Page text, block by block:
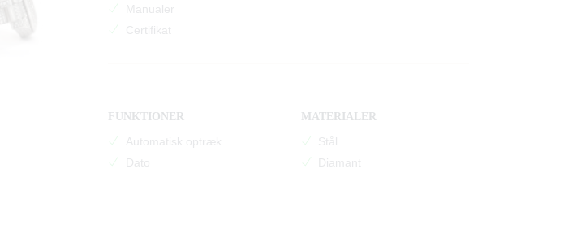
Manualer
Certifikat
FUNKTIONER
Automatisk optræk
Dato
MATERIALER
Stål
Diamant